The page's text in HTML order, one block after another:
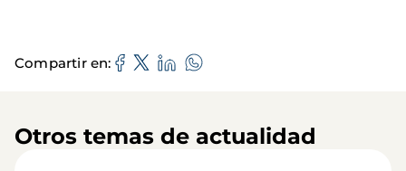
Compartir en
Otros temas de actualidad